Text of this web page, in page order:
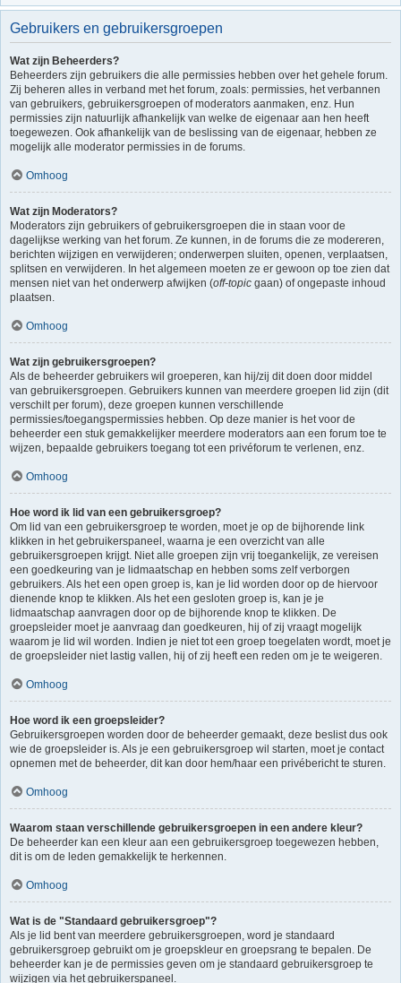
Gebruikers en gebruikersgroepen
Wat zijn Beheerders?
Beheerders zijn gebruikers die alle permissies hebben over het gehele forum.
Zij beheren alles in verband met het forum, zoals: permissies, het verbannen
van gebruikers, gebruikersgroepen of moderators aanmaken, enz. Hun
permissies zijn natuurlijk afhankelijk van welke de eigenaar aan hen heeft
toegewezen. Ook afhankelijk van de beslissing van de eigenaar, hebben ze
mogelijk alle moderator permissies in de forums.
Omhoog
Wat zijn Moderators?
Moderators zijn gebruikers of gebruikersgroepen die in staan voor de
dagelijkse werking van het forum. Ze kunnen, in de forums die ze modereren,
berichten wijzigen en verwijderen; onderwerpen sluiten, openen, verplaatsen,
splitsen en verwijderen. In het algemeen moeten ze er gewoon op toe zien dat
mensen niet van het onderwerp afwijken (off-topic gaan) of ongepaste inhoud
plaatsen.
Omhoog
Wat zijn gebruikersgroepen?
Als de beheerder gebruikers wil groeperen, kan hij/zij dit doen door middel
van gebruikersgroepen. Gebruikers kunnen van meerdere groepen lid zijn (dit
verschilt per forum), deze groepen kunnen verschillende
permissies/toegangspermissies hebben. Op deze manier is het voor de
beheerder een stuk gemakkelijker meerdere moderators aan een forum toe te
wijzen, bepaalde gebruikers toegang tot een privéforum te verlenen, enz.
Omhoog
Hoe word ik lid van een gebruikersgroep?
Om lid van een gebruikersgroep te worden, moet je op de bijhorende link
klikken in het gebruikerspaneel, waarna je een overzicht van alle
gebruikersgroepen krijgt. Niet alle groepen zijn vrij toegankelijk, ze vereisen
een goedkeuring van je lidmaatschap en hebben soms zelf verborgen
gebruikers. Als het een open groep is, kan je lid worden door op de hiervoor
dienende knop te klikken. Als het een gesloten groep is, kan je je
lidmaatschap aanvragen door op de bijhorende knop te klikken. De
groepsleider moet je aanvraag dan goedkeuren, hij of zij vraagt mogelijk
waarom je lid wil worden. Indien je niet tot een groep toegelaten wordt, moet je
de groepsleider niet lastig vallen, hij of zij heeft een reden om je te weigeren.
Omhoog
Hoe word ik een groepsleider?
Gebruikersgroepen worden door de beheerder gemaakt, deze beslist dus ook
wie de groepsleider is. Als je een gebruikersgroep wil starten, moet je contact
opnemen met de beheerder, dit kan door hem/haar een privébericht te sturen.
Omhoog
Waarom staan verschillende gebruikersgroepen in een andere kleur?
De beheerder kan een kleur aan een gebruikersgroep toegewezen hebben,
dit is om de leden gemakkelijk te herkennen.
Omhoog
Wat is de "Standaard gebruikersgroep"?
Als je lid bent van meerdere gebruikersgroepen, word je standaard
gebruikersgroep gebruikt om je groepskleur en groepsrang te bepalen. De
beheerder kan je de permissies geven om je standaard gebruikersgroep te
wijzigen via het gebruikerspaneel.